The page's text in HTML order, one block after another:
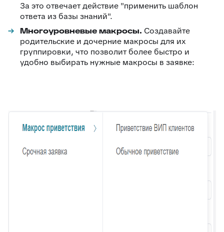
За это отвечает действие "применить шаблон
ответа из базы знаний".
Многоуровневые макросы. Создавайте
родительские и дочерние макросы для их
группировки, что позволит более быстро и
удобно выбирать нужные макросы в заявке: